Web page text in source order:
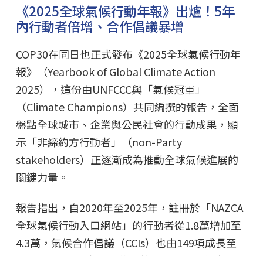
《2025全球氣候行動年報》出爐！5年
內行動者倍增、合作倡議暴增
COP30在同日也正式發布《2025全球氣候行動年
報》（Yearbook of Global Climate Action
2025），這份由UNFCCC與「氣候冠軍」
（Climate Champions）共同編撰的報告，全面
盤點全球城市、企業與公民社會的行動成果，顯
示「非締約方行動者」（non-Party
stakeholders）正逐漸成為推動全球氣候進展的
關鍵力量。
報告指出，自2020年至2025年，註冊於「NAZCA
全球氣候行動入口網站」的行動者從1.8萬增加至
4.3萬，氣候合作倡議（CCIs）也由149項成長至